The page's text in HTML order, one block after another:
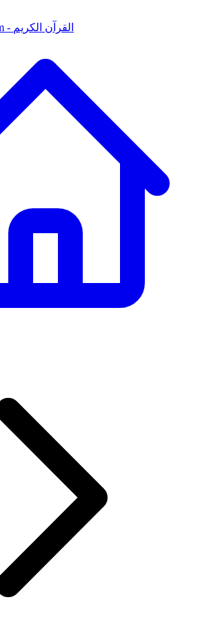
Qurani Kərim - القرآن الكريم